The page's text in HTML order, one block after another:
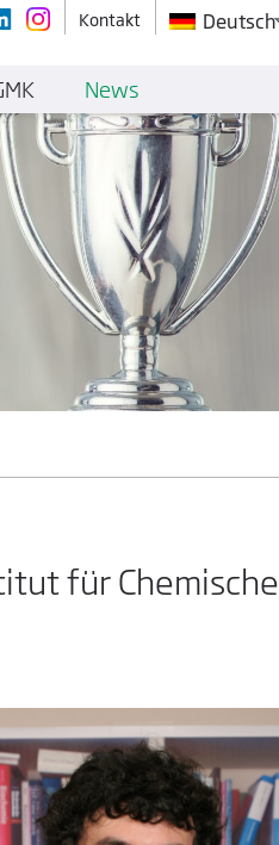
für Chemische
Kontakt Deutsch
News